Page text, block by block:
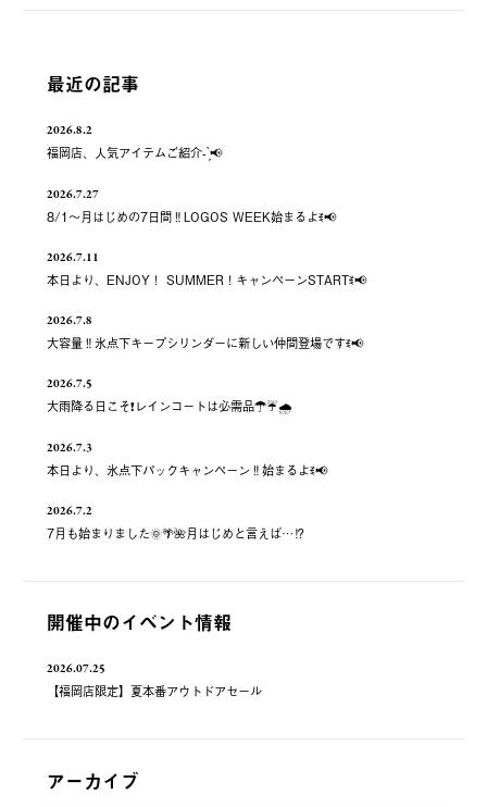
最近の記事
2026.8.2
福岡店、人気アイテムご紹介- ̗̀📢
2026.7.27
8/1～月はじめの7日間‼️LOGOS WEEK始まるよꉂ📢
2026.7.11
本日より、ENJOY！ SUMMER！キャンペーンSTARTꉂ📢
2026.7.8
大容量‼️氷点下キープシリンダーに新しい仲間登場ですꉂ📢
2026.7.5
大雨降る日こそ❗️レインコートは必需品☂️☔️🌧
2026.7.3
本日より、氷点下パックキャンペーン‼️始まるよꉂ📢
2026.7.2
7月も始まりました🌞🌴🌺月はじめと言えば…⁉️
開催中のイベント情報
2026.07.25
【福岡店限定】夏本番アウトドアセール
アーカイブ